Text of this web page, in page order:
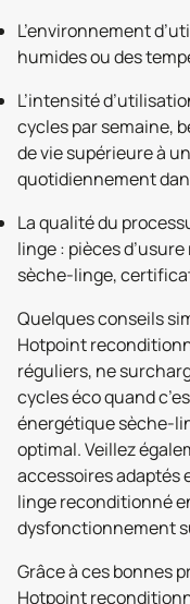
L’environnement
humides ou des
L’intensité
cycles par semaine,
de vie supérieure à
quotidiennement
La qualité du
linge : pièces
sèche-linge,
Quelques conseils
Hotpoint
réguliers, ne
cycles éco quand
énergétique sèche-
optimal. Veillez
accessoires adaptés
linge reconditionné
dysfonctionnement
Grâce à ces bonnes
Hotpoint